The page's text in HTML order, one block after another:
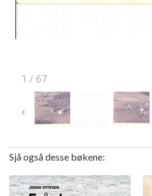
1 / 67
Sjå også desse bøkene: